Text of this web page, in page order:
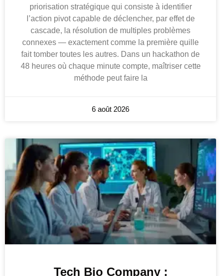
priorisation stratégique qui consiste à identifier
l’action pivot capable de déclencher, par effet de
cascade, la résolution de multiples problèmes
connexes — exactement comme la première quille
fait tomber toutes les autres. Dans un hackathon de
48 heures où chaque minute compte, maîtriser cette
méthode peut faire la
6 août 2026
Tech Bio Company :